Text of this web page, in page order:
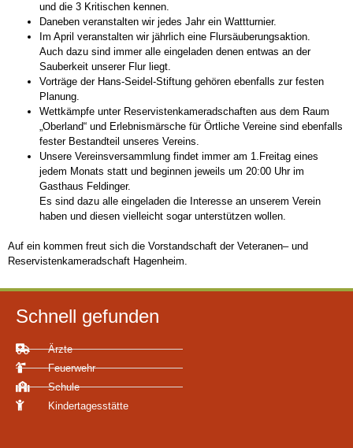
und die 3 Kritischen kennen.
Daneben veranstalten wir jedes Jahr ein Wattturnier.
Im April veranstalten wir jährlich eine Flursäuberungsaktion.
Auch dazu sind immer alle eingeladen denen entwas an der
Sauberkeit unserer Flur liegt.
Vorträge der Hans-Seidel-Stiftung gehören ebenfalls zur festen
Planung.
Wettkämpfe unter Reservistenkameradschaften aus dem Raum
„Oberland“ und Erlebnismärsche für Örtliche Vereine sind ebenfalls
fester Bestandteil unseres Vereins.
Unsere Vereinsversammlung findet immer am 1.Freitag eines
jedem Monats statt und beginnen jeweils um 20:00 Uhr im
Gasthaus Feldinger.
Es sind dazu alle eingeladen die Interesse an unserem Verein
haben und diesen vielleicht sogar unterstützen wollen.
Auf ein kommen freut sich die Vorstandschaft der Veteranen– und
Reservistenkameradschaft Hagenheim.
Schnell gefunden
Ärzte
Feuerwehr
Schule
Kindertagesstätte